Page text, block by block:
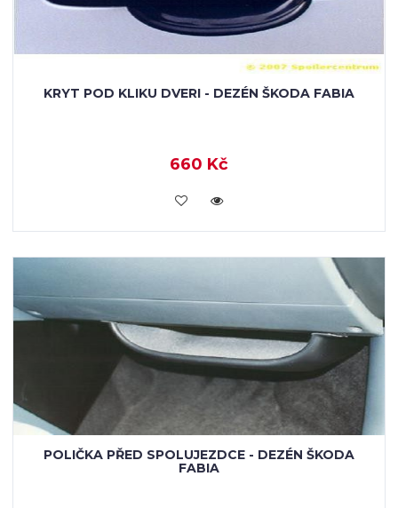
KRYT POD KLIKU DVERI - DEZÉN ŠKODA FABIA
660 Kč
KOUPIT
POLIČKA PŘED SPOLUJEZDCE - DEZÉN ŠKODA
FABIA